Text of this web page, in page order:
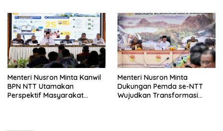
Menteri Nusron Minta Kanwil
BPN NTT Utamakan
Perspektif Masyarakat
Menteri Nusron Minta
Dukungan Pemda se-NTT
Wujudkan Transformasi